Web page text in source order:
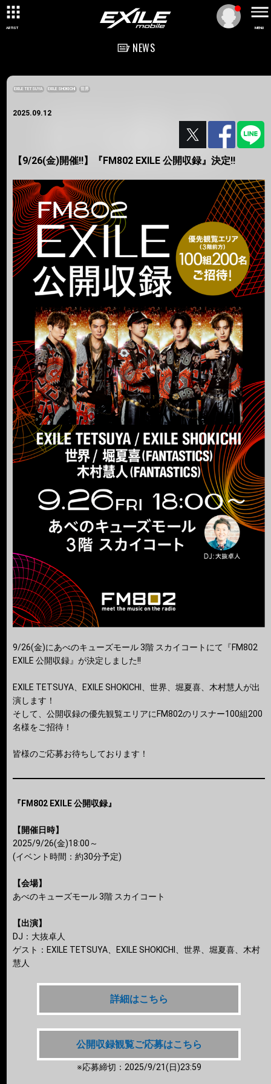
ARTIST MENU
NEWS
EXILE TETSUYA EXILE SHOKICHI 世界
2025.09.12
【9/26(金)開催!!】『FM802 EXILE 公開収録』決定!!
9/26(金)にあべのキューズモール 3階 スカイコートにて『FM802
EXILE 公開収録』が決定しました!!
EXILE TETSUYA、EXILE SHOKICHI、世界、堀夏喜、木村慧人が出
演します！
そして、公開収録の優先観覧エリアにFM802のリスナー100組200
名様をご招待！
皆様のご応募お待ちしております！
『FM802 EXILE 公開収録』
【開催日時】
2025/9/26(金)18:00～
(イベント時間：約30分予定)
【会場】
あべのキューズモール 3階 スカイコート
【出演】
DJ：大抜卓人
ゲスト：EXILE TETSUYA、EXILE SHOKICHI、世界、堀夏喜、木村
慧人
詳細はこちら
公開収録観覧ご応募はこちら
※応募締切：2025/9/21(日)23:59